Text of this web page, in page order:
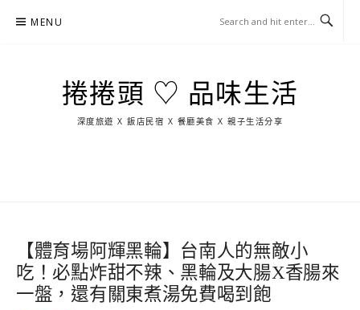
MENU
捲捲頭 ♡ 品味生活
深度旅遊 X 飯店民宿 X 餐廳美食 X 親子生活分享
【體育場阿輝黑輪】台南人的無敵小
吃！必點炸甜不辣、黑輪及大腸X香腸來
一盤，還有關東煮湯免費喝到飽